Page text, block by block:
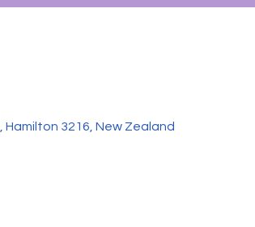
3216, New Zealand